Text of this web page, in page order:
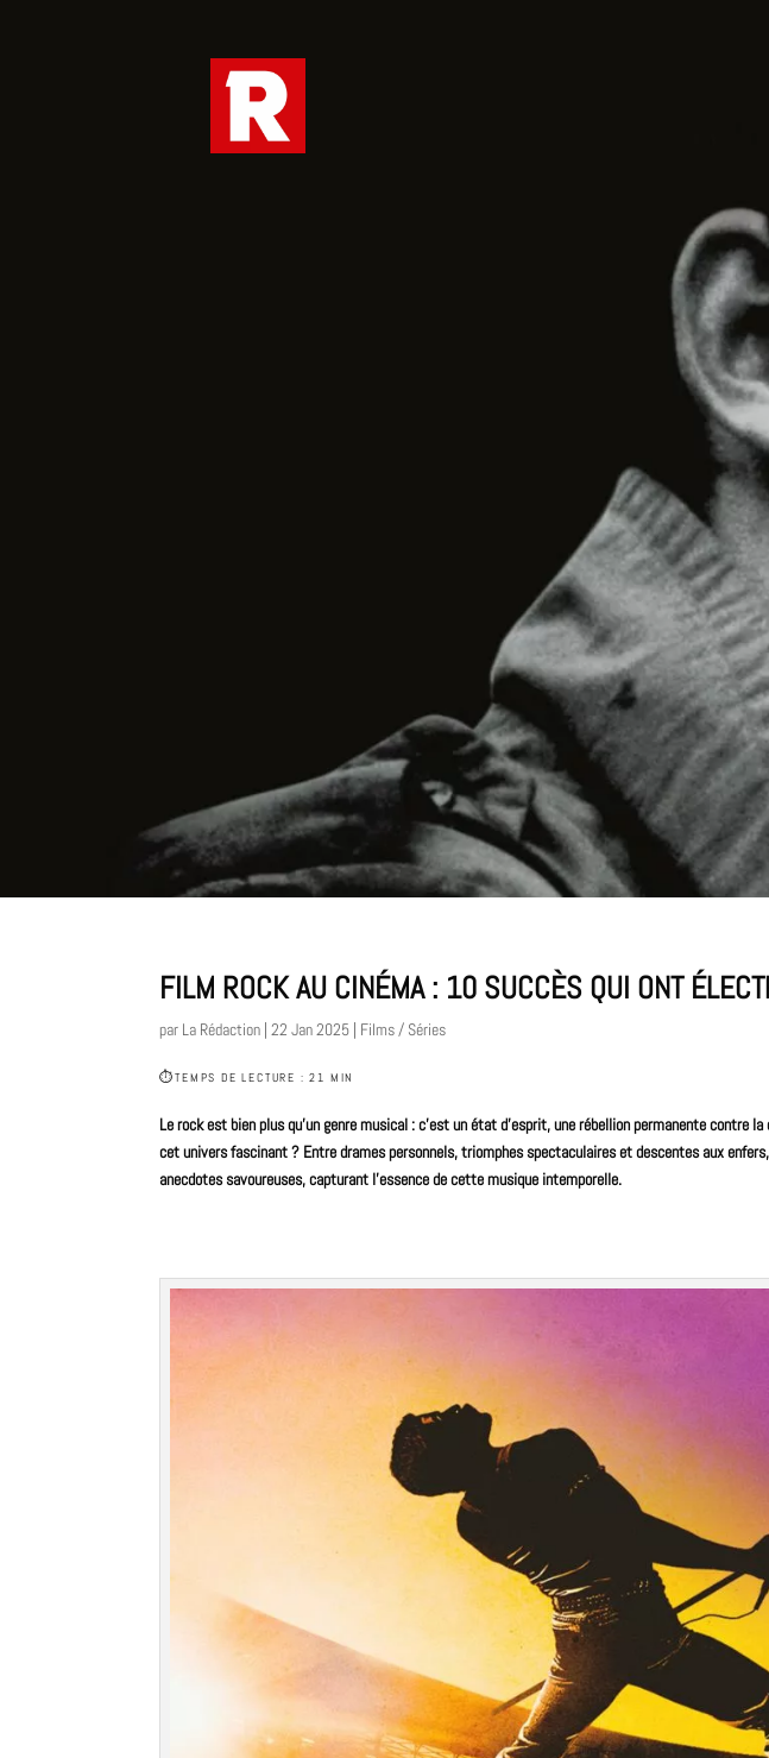
FILM ROCK AU CINÉMA : 10 SUCCÈS QUI ONT
par La Rédaction |22 Jan 2025 | Films / Séries
⏱TEMPS DE LECTURE : 21 MIN
Lerockest bien plus qu’un genre musical : c’est un état d’esprit, une rébellion permanente
cet univers fascinant ? Entre drames personnels, triomphes spectaculaires et descentes aux
anecdotes savoureuses, capturant l’essence de cette musique intemporelle.